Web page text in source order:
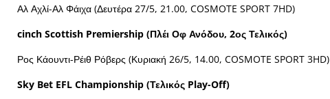
Αλ Αχλί-Αλ Φάιχα (Δευτέρα 27/5, 21.00, COSMOTE SPORT 7HD)
cinch Scottish Premiership (Πλέι Οφ Ανόδου, 2ος Τελικός)
Ρος Κάουντι-Ρέιθ Ρόβερς (Κυριακή 26/5, 14.00, COSMOTE SPORT 3HD)
Sky Bet EFL Championship (ΤελικόςPlay-Off)